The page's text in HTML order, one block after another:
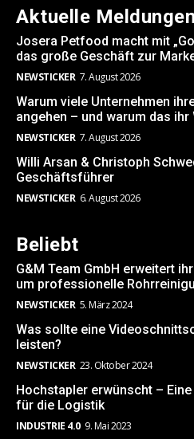
Aktuelle Meldungen
Josera Petfood macht mit
das große Geschäft zur
NEWSTICKER 7. August 2026
Warum viele Unternehmen
angehen – und warum das
NEWSTICKER 7. August 2026
Willi Arsan & Christoph
Geschäftsführer
NEWSTICKER 6. August 2026
Beliebt
G&M Team GmbH erweitert
um professionelle
NEWSTICKER 5. März 2024
Was sollte eine
leisten?
NEWSTICKER 23. Oktober 2024
Hochstapler erwünscht –
für die Logistik
INDUSTRIE 4.0 9. Mai 2023